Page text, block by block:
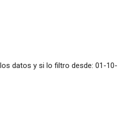
datos y si lo filtro desde: 01-10-